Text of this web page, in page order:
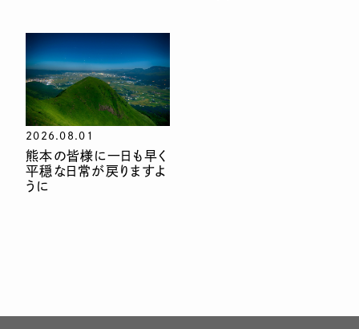
2026.08.01
熊本の皆様に一日も早く
平穏な日常が戻りますよ
うに